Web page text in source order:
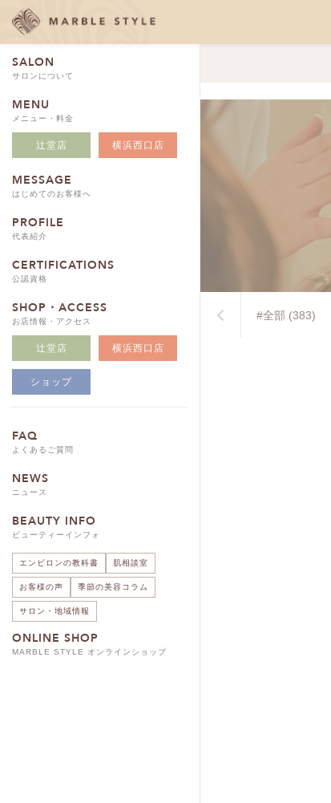
SALON
サロンについて
MENU
メニュー・料金
辻堂店 横浜西口店
MESSAGE
はじめてのお客様へ
PROFILE
代表紹介
CERTIFICATIONS
公認資格
SHOP・ACCESS
お店情報・アクセス
辻堂店 横浜西口店
ショップ
FAQ
よくあるご質問
NEWS
ニュース
BEAUTY INFO
ビューティーインフォ
エンビロンの教科書 肌相談室
お客様の声 季節の美容コラム
サロン・地域情報
ONLINE SHOP
MARBLE STYLE オンラインショップ
#全部 (383)